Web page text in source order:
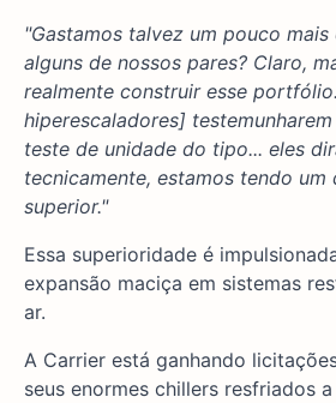
"Gastamos talvez um pouco mais
alguns de nossos pares? Claro,
realmente construir esse
hiperescaladores]
teste de unidade do tipo... eles
tecnicamente, estamos tendo um
superior."
Essa superioridade é
expansão maciça em sistemas
ar.
A Carrier está ganhando
seus enormes chillers resfriados